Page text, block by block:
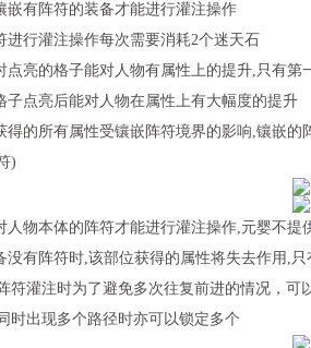
有阵符的装备才能进行灌注操作
行灌注操作每次需要消耗2个迷天石
亮的格子能对人物有属性上的提升,只有第
点亮后能对人物在属性上有大幅度的提升
所有属性受镶嵌阵符境界的影响,镶嵌的
)
物本体的阵符才能进行灌注操作,元婴不提
阵符时,该部位获得的属性将失去作用,只
灌注时为了避免多次往复前进的情况，可
时出现多个路径时亦可以锁定多个